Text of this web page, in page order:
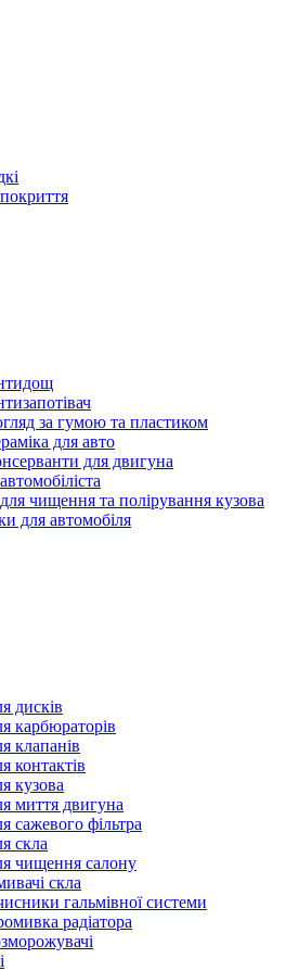
за гумою та пластиком
для авто
для двигуна
чищення та полірування кузова
для автомобіля
дисків
карбюраторів
клапанів
контактів
кузова
миття двигуна
сажевого фільтра
скла
чищення салону
скла
гальмівної системи
радіатора